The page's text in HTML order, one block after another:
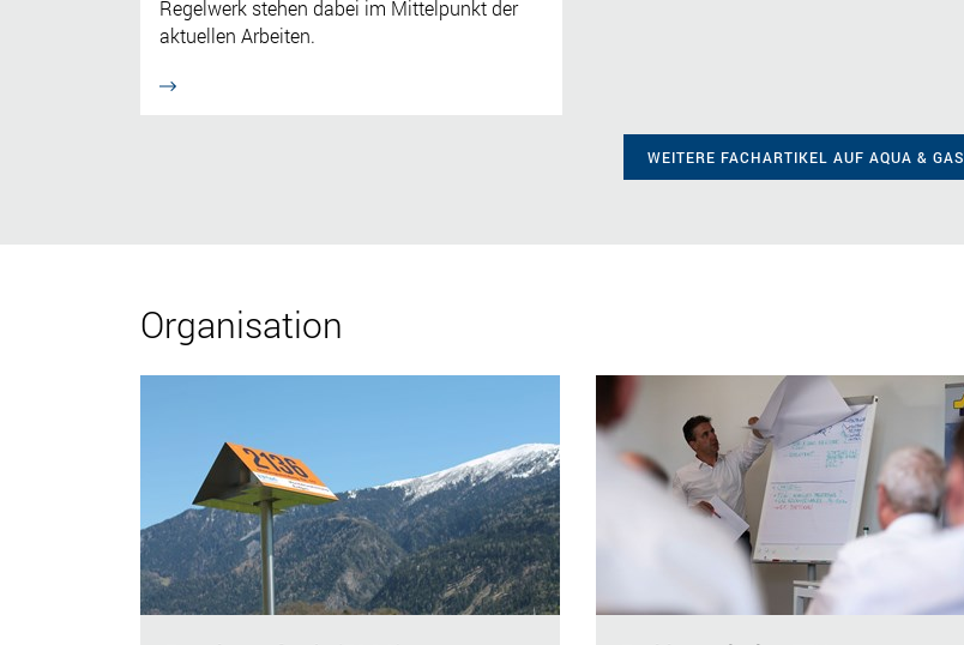
Regelwerk stehen dabei im Mittelpunkt der
aktuellen Arbeiten.
WEITERE FACHARTIKEL AUF AQUA & GAS
Organisation